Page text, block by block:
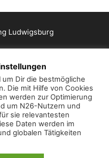
UNS
webzeitung.de
UNS
Dir die bestmögliche
Die mit Hilfe von Cookies
werden zur Optimierung
um N26-Nutzern und
sie relevantesten
Daten werden im
globalen Tätigkeiten